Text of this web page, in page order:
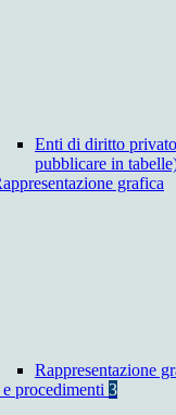
Enti di diritto
pubblicare in
grafica
Rappresentazione
procedimenti 3